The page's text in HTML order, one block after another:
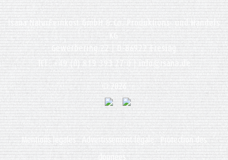
Isana NaturFeinkost GmbH & Co. Produktions- und Handels
KG
Gewerbering 22 | D-86922 Eresing
TEL: +49 (0) 819 393 27 0 |
info@isana.de
© 2026
Mentions légales Advertissement légale
Protection des
données